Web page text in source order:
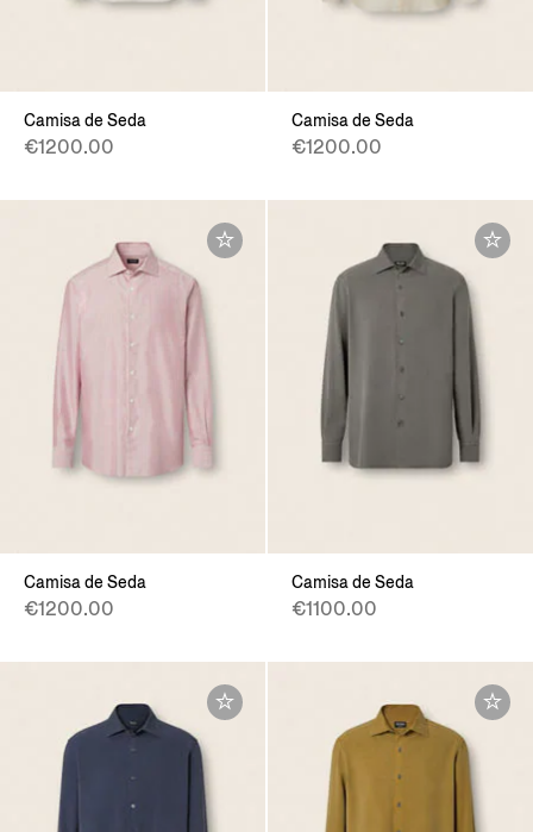
Camisa de Seda
€1200.00
Camisa de Seda
€1200.00
Camisa de Seda
€1200.00
Camisa de Seda
€1100.00